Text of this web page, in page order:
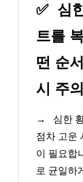
✅ 심
트를
떤 순
시 주
→
심한
점차 고운
이 필요합
로 균일하